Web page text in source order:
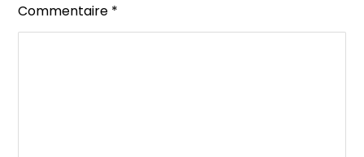
Commentaire *